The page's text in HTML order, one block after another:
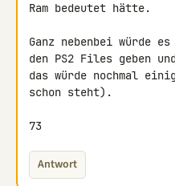
Ram bedeutet hätte.
Ganz nebenbei würde
den PS2 Files geben
das würde nochmal
schon steht).
73
Antwort